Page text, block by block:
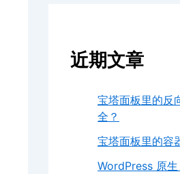
近期文章
宝塔面板里的反
全？
宝塔面板里的容
WordPress 原